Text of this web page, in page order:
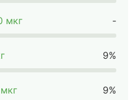
мкг -
9%
9%